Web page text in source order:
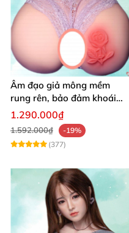
Âm đạo giả mông mềm
rung rên, bảo đảm khoái
cảm vượt trội
1.290.000₫
1.592.000₫
-19%
(377)